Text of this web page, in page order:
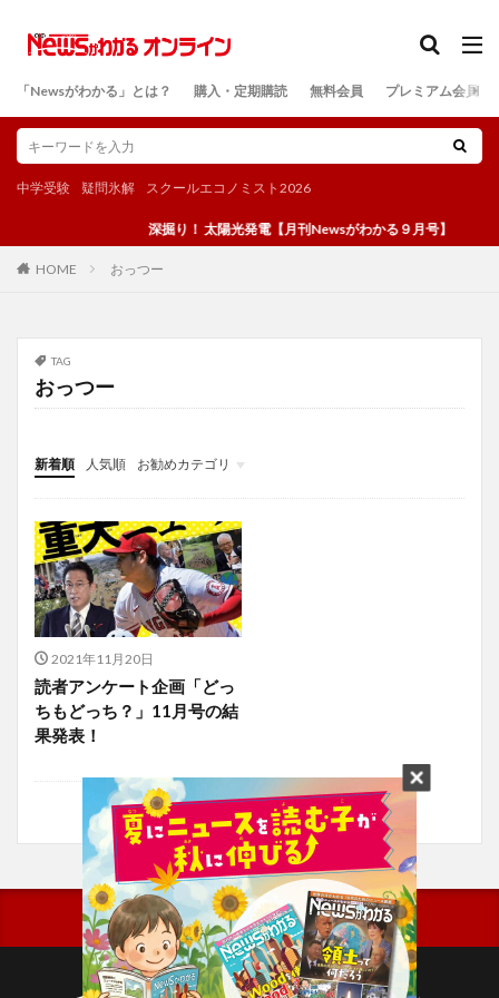
「Newsがわかる」とは？ 購入・定期購読 無料会員 プレミアム会員
中学受験 疑問氷解 スクールエコノミスト2026
深掘り！ 太陽光発電【月刊Newsがわかる９月号】
HOME おっつー
TAG
おっつー
新着順 人気順
お勧めカテゴリ
投稿
学び
マンガ
電子書籍
2021年11月20日
読者アンケート企画「どっ
ちもどっち？」11月号の結
果発表！
検索